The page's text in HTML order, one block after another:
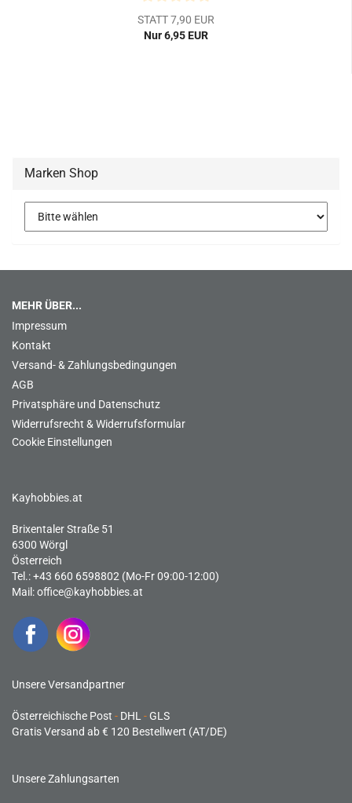
STATT 7,90 EUR
Nur 6,95 EUR
Marken Shop
MEHR ÜBER...
Impressum
Kontakt
Versand- & Zahlungsbedingungen
AGB
Privatsphäre und Datenschutz
Widerrufsrecht & Widerrufsformular
Cookie Einstellungen
Kayhobbies.at
Brixentaler Straße 51
6300 Wörgl
Österreich
Tel.: +43 660 6598802 (Mo-Fr 09:00-12:00)
Mail:office@kayhobbies.at
Unsere Versandpartner
Österreichische Post - DHL -GLS
Gratis Versand ab € 120 Bestellwert (AT/DE)
Unsere Zahlungsarten